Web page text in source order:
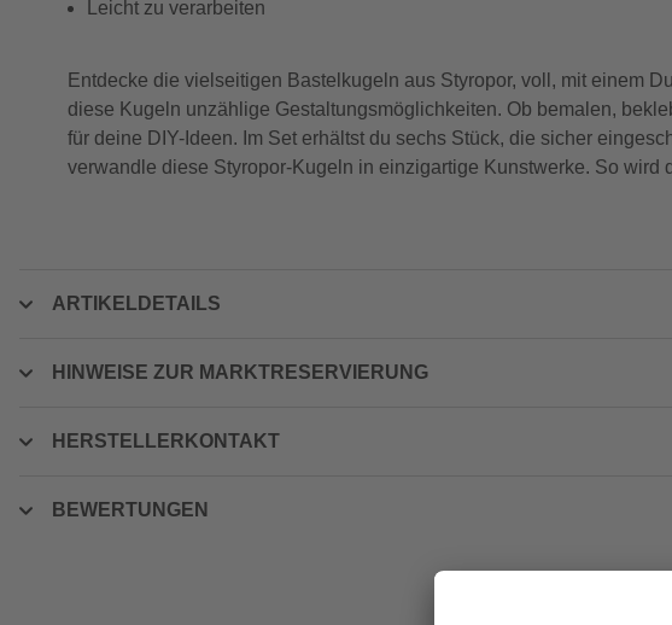
Leicht zu verarbeiten
Entdecke die vielseitigen Bastelkugeln aus Styropor, voll, mit einem
diese Kugeln unzählige Gestaltungsmöglichkeiten. Ob bemalen,
für deine DIY-Ideen. Im Set erhältst du sechs Stück, die sicher
verwandle diese Styropor-Kugeln in einzigartige Kunstwerke. So wird
ARTIKELDETAILS
HINWEISE ZUR MARKTRESERVIERUNG
HERSTELLERKONTAKT
BEWERTUNGEN